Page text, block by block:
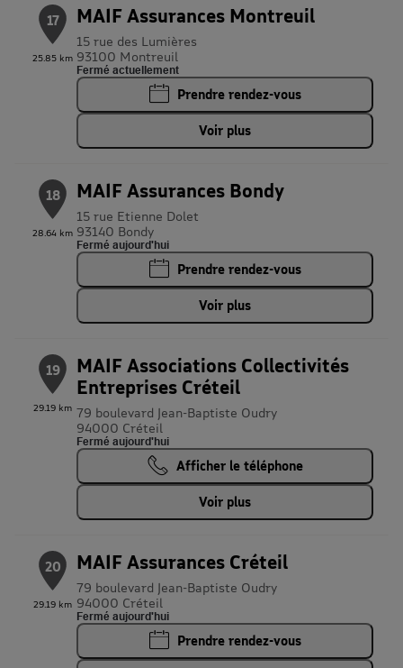
17
25.85 km
MAIF Assurances Montreuil
15 rue des Lumières
93100 Montreuil
Fermé actuellement
Prendre rendez-vous
Voir plus
18
28.64 km
MAIF Assurances Bondy
15 rue Etienne Dolet
93140 Bondy
Fermé aujourd'hui
Prendre rendez-vous
Voir plus
19
29.19 km
MAIF Associations Collectivités
Entreprises Créteil
79 boulevard Jean-Baptiste Oudry
94000 Créteil
Fermé aujourd'hui
Afficher le téléphone
Voir plus
20
29.19 km
MAIF Assurances Créteil
79 boulevard Jean-Baptiste Oudry
94000 Créteil
Fermé aujourd'hui
Prendre rendez-vous